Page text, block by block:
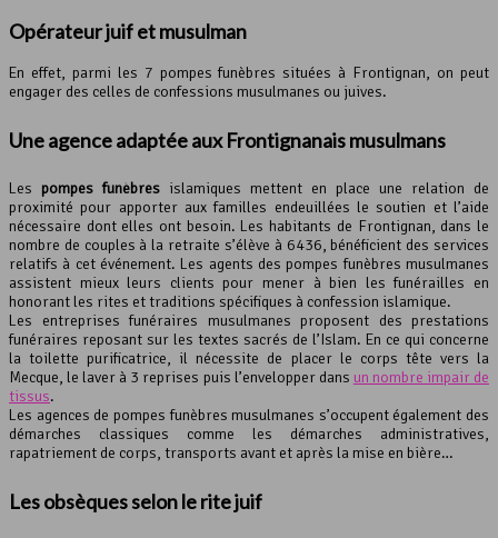
Opérateur juif et musulman
En effet, parmi les 7 pompes funèbres situées à Frontignan, on peut
engager des celles de confessions musulmanes ou juives.
Une agence adaptée aux Frontignanais musulmans
Les pompes funèbres islamiques mettent en place une relation de
proximité pour apporter aux familles endeuillées le soutien et l’aide
nécessaire dont elles ont besoin. Les habitants de Frontignan, dans le
nombre de couples à la retraite s’élève à 6436, bénéficient des services
relatifs à cet événement. Les agents des pompes funèbres musulmanes
assistent mieux leurs clients pour mener à bien les funérailles en
honorant les rites et traditions spécifiques à confession islamique.
Les entreprises funéraires musulmanes proposent des prestations
funéraires reposant sur les textes sacrés de l’Islam. En ce qui concerne
la toilette purificatrice, il nécessite de placer le corps tête vers la
Mecque, le laver à 3 reprises puis l’envelopper dans un nombre impair de
tissus.
Les agences de pompes funèbres musulmanes s’occupent également des
démarches classiques comme les démarches administratives,
rapatriement de corps, transports avant et après la mise en bière…
Les obsèques selon le rite juif